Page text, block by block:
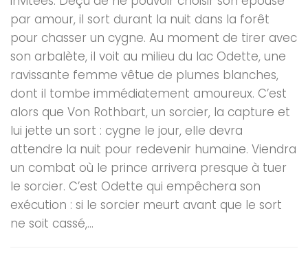
par amour, il sort durant la nuit dans la forêt
pour chasser un cygne. Au moment de tirer avec
son arbalète, il voit au milieu du lac Odette, une
ravissante femme vêtue de plumes blanches,
dont il tombe immédiatement amoureux. C’est
alors que Von Rothbart, un sorcier, la capture et
lui jette un sort : cygne le jour, elle devra
attendre la nuit pour redevenir humaine. Viendra
un combat où le prince arrivera presque à tuer
le sorcier. C’est Odette qui empêchera son
exécution : si le sorcier meurt avant que le sort
ne soit cassé,...